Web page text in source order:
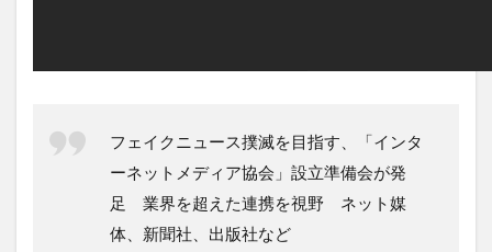
フェイクニュース撲滅を目指す、「インタ
ーネットメディア協会」設立準備会が発
足 業界を超えた連携を視野 ネット媒
体、新聞社、出版社など